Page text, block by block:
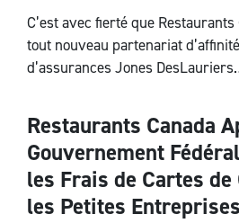
C’est avec fierté que
tout nouveau partenariat
d’assurances Jones
National
Restaurants Canada
Gouvernement
les Frais de Cartes
les Petites Entreprises